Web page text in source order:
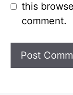
this
comment.